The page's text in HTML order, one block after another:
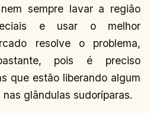
sempre lavar a região
e usar o melhor
resolve o problema,
pois é preciso
que estão liberando algum
glândulas sudoríparas.